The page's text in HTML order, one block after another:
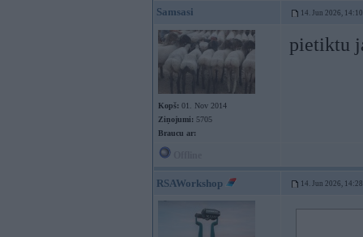
Samsasi 14. Jun 2026, 14:10
Kopš: 01. Nov 2014
Ziņojumi: 5705
Braucu ar:
pietiktu
RSAWorkshop 14. Jun 2026, 14:28